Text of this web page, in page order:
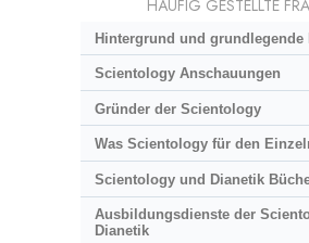
HÄUFIG GESTELLTE
Hintergrund und grundlegende
Scientology Anschauungen
Gründer der Scientology
Was Scientology für den
Scientology und Dianetik
Ausbildungsdienste der
Dianetik